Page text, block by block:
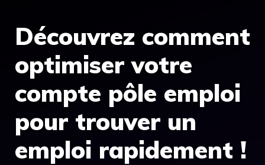
Découvrez comment
optimiser votre
compte pôle emploi
pour trouver un
emploi rapidement !